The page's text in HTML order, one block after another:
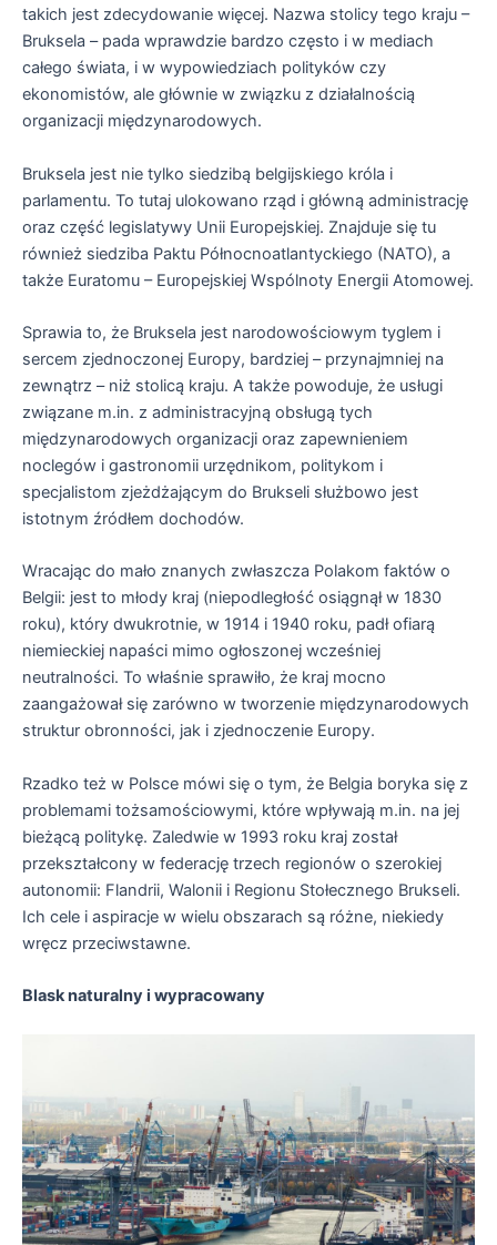
takich jest zdecydowanie więcej. Nazwa stolicy tego kraju –
Bruksela – pada wprawdzie bardzo często i w mediach
całego świata, i w wypowiedziach polityków czy
ekonomistów, ale głównie w związku z działalnością
organizacji międzynarodowych.
Bruksela jest nie tylko siedzibą belgijskiego króla i
parlamentu. To tutaj ulokowano rząd i główną administrację
oraz część legislatywy Unii Europejskiej. Znajduje się tu
również siedziba Paktu Północnoatlantyckiego (NATO), a
także Euratomu – Europejskiej Wspólnoty Energii Atomowej.
Sprawia to, że Bruksela jest narodowościowym tyglem i
sercem zjednoczonej Europy, bardziej – przynajmniej na
zewnątrz – niż stolicą kraju. A także powoduje, że usługi
związane m.in. z administracyjną obsługą tych
międzynarodowych organizacji oraz zapewnieniem
noclegów i gastronomii urzędnikom, politykom i
specjalistom zjeżdżającym do Brukseli służbowo jest
istotnym źródłem dochodów.
Wracając do mało znanych zwłaszcza Polakom faktów o
Belgii: jest to młody kraj (niepodległość osiągnął w 1830
roku), który dwukrotnie, w 1914 i 1940 roku, padł ofiarą
niemieckiej napaści mimo ogłoszonej wcześniej
neutralności. To właśnie sprawiło, że kraj mocno
zaangażował się zarówno w tworzenie międzynarodowych
struktur obronności, jak i zjednoczenie Europy.
Rzadko też w Polsce mówi się o tym, że Belgia boryka się z
problemami tożsamościowymi, które wpływają m.in. na jej
bieżącą politykę. Zaledwie w 1993 roku kraj został
przekształcony w federację trzech regionów o szerokiej
autonomii: Flandrii, Walonii i Regionu Stołecznego Brukseli.
Ich cele i aspiracje w wielu obszarach są różne, niekiedy
wręcz przeciwstawne.
Blask naturalny i wypracowany